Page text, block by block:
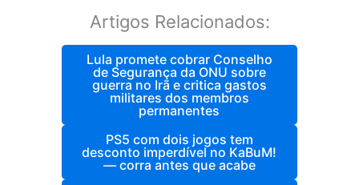
Artigos Relacionados:
Lula promete cobrar Conselho
de Segurança da ONU sobre
guerra no Irã e critica gastos
militares dos membros
permanentes
PS5 com dois jogos tem
desconto imperdível no KaBuM!
— corra antes que acabe